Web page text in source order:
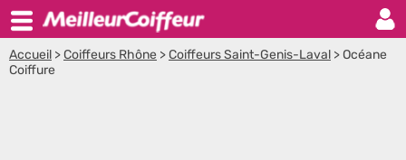
Accueil >Coiffeurs Rhône >Coiffeurs Saint-Genis-Laval >Océane
Coiffure